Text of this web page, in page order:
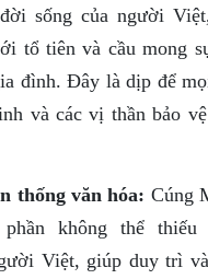
sống của người
tổ tiên và cầu mong
đình. Đây là dịp để
và các vị thần bảo
thống văn hóa: Cúng
không thể thiếu
Việt, giúp duy trì